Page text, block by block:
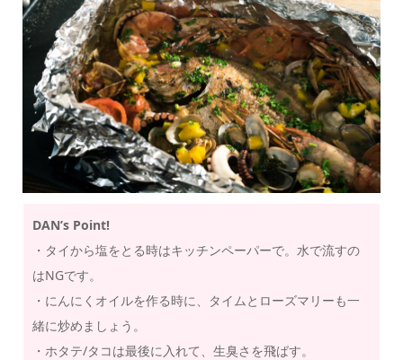
DAN’s Point!
・タイから塩をとる時はキッチンペーパーで。水で流すの
はNGです。
・にんにくオイルを作る時に、タイムとローズマリーも一
緒に炒めましょう。
・ホタテ/タコは最後に入れて、生臭さを飛ばす。